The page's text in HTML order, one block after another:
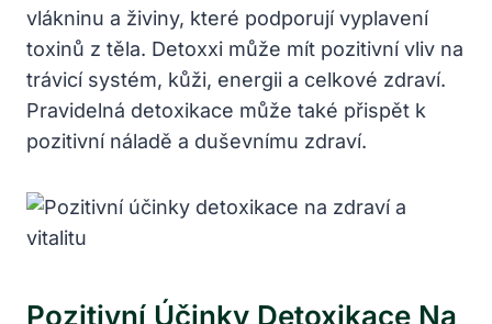
vlákninu a živiny, které podporují vyplavení
toxinů z těla. Detoxxi může mít pozitivní vliv na
trávicí systém, kůži, energii a celkové zdraví.
Pravidelná detoxikace může také přispět k
pozitivní náladě a duševnímu zdraví.
Pozitivní Účinky Detoxikace Na